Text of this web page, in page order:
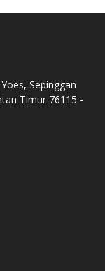
Sepinggan
Timur 76115 -